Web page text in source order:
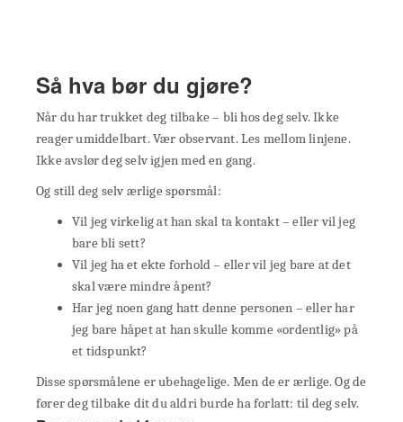
Så hva bør du gjøre?
Når du har trukket deg tilbake – bli hos deg selv. Ikke
reager umiddelbart. Vær observant. Les mellom linjene.
Ikke avslør deg selv igjen med en gang.
Og still deg selv ærlige spørsmål:
Vil jeg virkelig at han skal ta kontakt – eller vil jeg
bare bli sett?
Vil jeg ha et ekte forhold – eller vil jeg bare at det
skal være mindre åpent?
Har jeg noen gang hatt denne personen – eller har
jeg bare håpet at han skulle komme «ordentlig» på
et tidspunkt?
Disse spørsmålene er ubehagelige. Men de er ærlige. Og de
fører deg tilbake dit du aldri burde ha forlatt: til deg selv.